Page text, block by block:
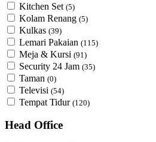
Kitchen Set (5)
Kolam Renang (5)
Kulkas (39)
Lemari Pakaian (115)
Meja & Kursi (91)
Security 24 Jam (35)
Taman (0)
Televisi (54)
Tempat Tidur (120)
Head Office